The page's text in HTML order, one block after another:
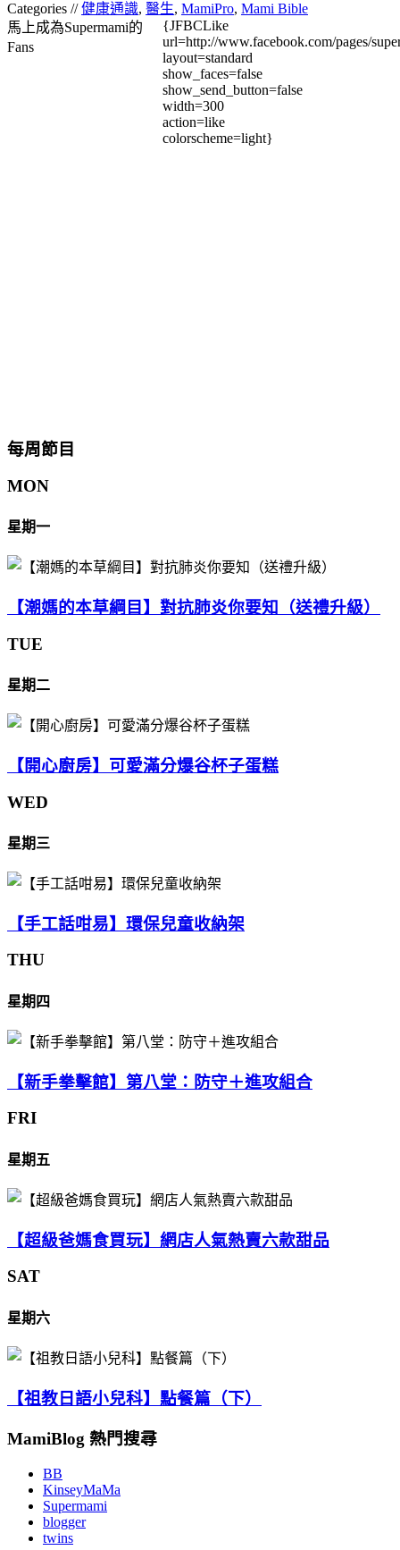
Categories //健康通識, 醫生, MamiPro, Mami Bible
馬上成為Supermami的
Fans
{JFBCLike
url=http://www.facebook.com/pages/
layout=standard
show_faces=false
show_send_button=false
width=300
action=like
colorscheme=light}
每周節目
MON
星期一
【潮媽的本草綱目】對抗肺炎你要知（送禮升級）
TUE
星期二
【開心廚房】可愛滿分爆谷杯子蛋糕
WED
星期三
【手工話咁易】環保兒童收納架
THU
星期四
【新手拳擊館】第八堂：防守＋進攻組合
FRI
星期五
【超級爸媽食買玩】網店人氣熱賣六款甜品
SAT
星期六
【祖教日語小兒科】點餐篇（下）
MamiBlog 熱門搜尋
BB
KinseyMaMa
Supermami
blogger
twins